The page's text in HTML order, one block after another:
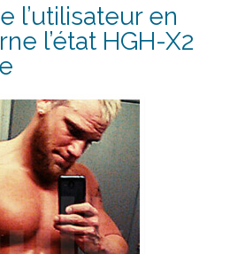
l’utilisateur en
l’état HGH-X2